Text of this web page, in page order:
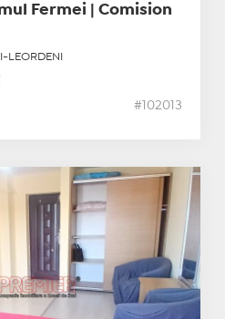
Fermei | Comision
#102013